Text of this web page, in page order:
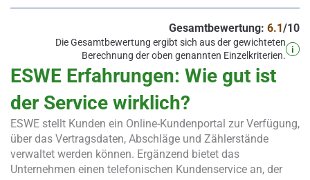
Gesamtbewertung: 6.1/10
Die Gesamtbewertung ergibt sich aus der gewichteten
Berechnung der oben genannten Einzelkriterien.
ESWE Erfahrungen: Wie gut ist
der Service wirklich?
ESWE stellt Kunden ein Online-Kundenportal zur Verfügung,
über das Vertragsdaten, Abschläge und Zählerstände
verwaltet werden können. Ergänzend bietet das
Unternehmen einen telefonischen Kundenservice an, der